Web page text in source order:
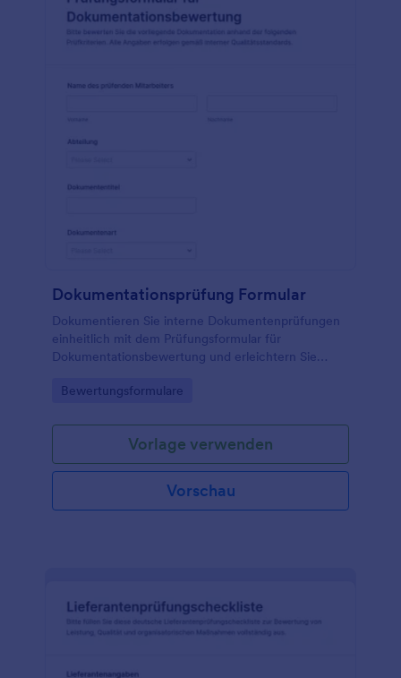
Dokumentationsprüfung Formular
Dokumentieren Sie interne Dokumentenprüfungen
einheitlich mit dem Prüfungsformular für
Dokumentationsbewertung und erleichtern Sie
von Entscheidungen in Qualitäts- und
Go to Category:
Bewertungsformulare
Vorlage verwenden
Vorschau